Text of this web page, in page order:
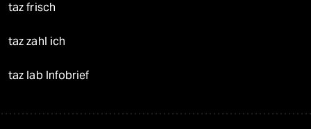
taz frisch
taz zahl ich
taz lab Infobrief